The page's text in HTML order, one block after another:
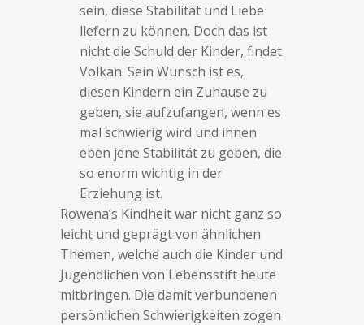
sein, diese Stabilität und Liebe
liefern zu können. Doch das ist
nicht die Schuld der Kinder, findet
Volkan. Sein Wunsch ist es,
diesen Kindern ein Zuhause zu
geben, sie aufzufangen, wenn es
mal schwierig wird und ihnen
eben jene Stabilität zu geben, die
so enorm wichtig in der
Erziehung ist.
Rowena‘s Kindheit war nicht ganz so
leicht und geprägt von ähnlichen
Themen, welche auch die Kinder und
Jugendlichen von Lebensstift heute
mitbringen. Die damit verbundenen
persönlichen Schwierigkeiten zogen